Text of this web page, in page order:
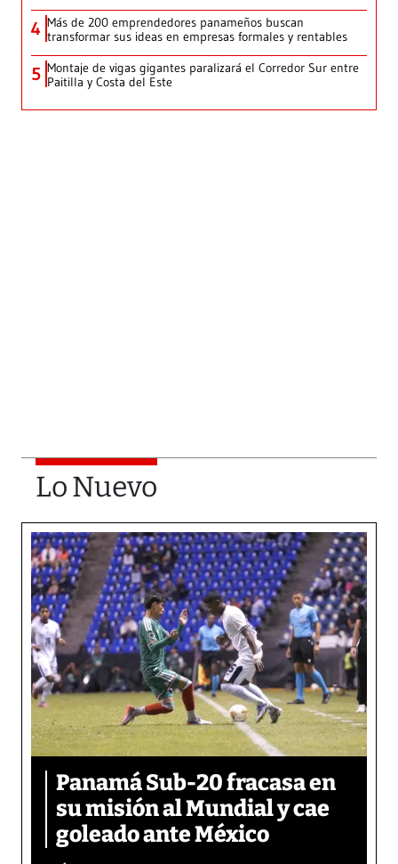
4 Más de 200 emprendedores panameños buscan
transformar sus ideas en empresas formales y rentables
5 Montaje de vigas gigantes paralizará el Corredor Sur entre
Paitilla y Costa del Este
Lo Nuevo
Panamá Sub-20 fracasa en
su misión al Mundial y cae
goleado ante México